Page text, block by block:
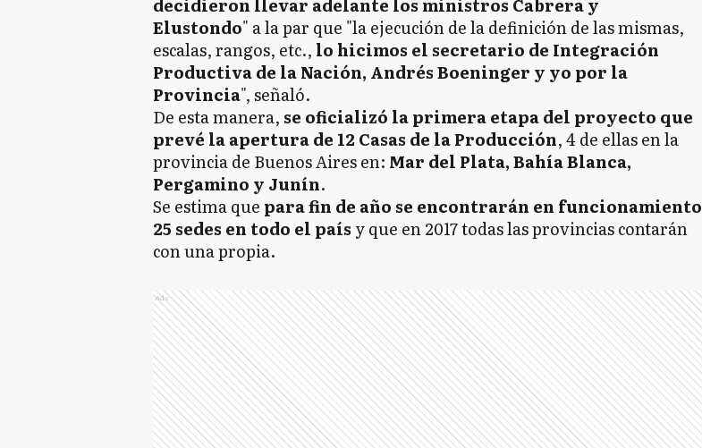
decidieron llevar adelante los ministros Cabrera y
Elustondo" a la par que "la ejecución de la definición de las mismas,
escalas, rangos, etc., lo hicimos el secretario de Integración
Productiva de la Nación, Andrés Boeninger y yo por la
Provincia", señaló.
De esta manera, se oficializó la primera etapa del proyecto que
prevé la apertura de 12 Casas de la Producción, 4 de ellas en la
provincia de Buenos Aires en: Mar del Plata, Bahía Blanca,
Pergamino y Junín.
Se estima que para fin de año se encontrarán en funcionamiento
25 sedes en todo el país y que en 2017 todas las provincias contarán
con una propia.
Ads